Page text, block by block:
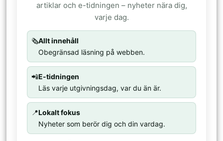
artiklar och e-tidningen – nyheter nära dig,
varje dag.
🗞️Allt innehåll
Obegränsad läsning på webben.
📲E-tidningen
Läs varje utgivningsdag, var du än är.
📍Lokalt fokus
Nyheter som berör dig och din vardag.